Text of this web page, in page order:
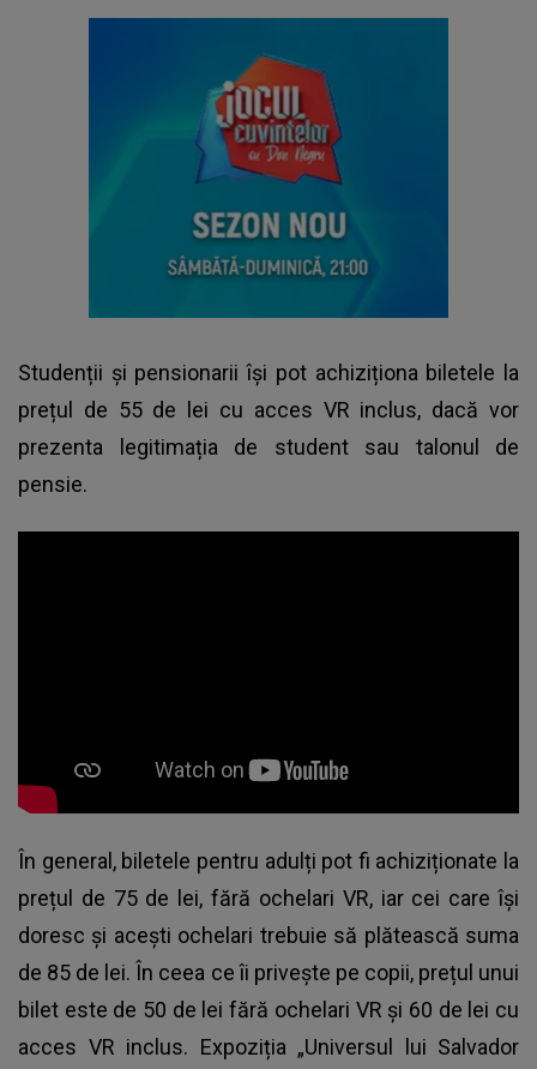
Studenții și pensionarii își pot achiziționa biletele la
prețul de 55 de lei cu acces VR inclus, dacă vor
prezenta legitimația de student sau talonul de
pensie.
În general, biletele pentru adulți pot fi achiziționate la
prețul de 75 de lei, fără ochelari VR, iar cei care își
doresc și acești ochelari trebuie să plătească suma
de 85 de lei. În ceea ce îi privește pe copii, prețul unui
bilet este de 50 de lei fără ochelari VR și 60 de lei cu
acces VR inclus. Expoziția „Universul lui Salvador